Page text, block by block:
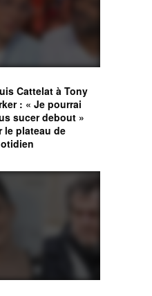
Cattelat à Tony
: « Je pourrai
sucer debout »
le plateau de